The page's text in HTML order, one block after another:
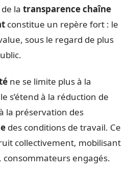
la transparence chaîne
constitue un repère fort : le
sous le regard de plus
ne se limite plus à la
s’étend à la réduction de
la préservation des
des conditions de travail. Ce
collectivement, mobilisant
engagés.